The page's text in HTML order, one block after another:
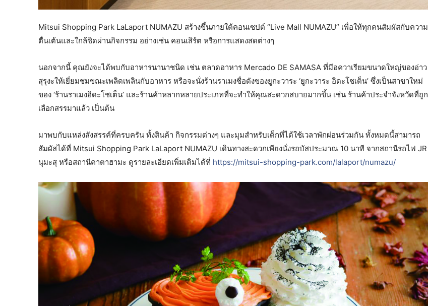
Mitsui Shopping Park LaLaport NUMAZU สร้างขึ้นภายใต้คอนเซปต์ “Live Mall NUMAZU” เพื่อให้ทุกคนสัมผัสกับความ
ตื่นเต้นและใกล้ชิดผ่านกิจกรรม อย่างเช่น คอนเสิร์ต หรือการแสดงสดต่างๆ
นอกจากนี้ คุณยังจะได้พบกับอาหารนานาชนิด เช่น ตลาดอาหาร Mercado DE SAMASA ที่มีอควาเรียมขนาดใหญ่ของอ่าว
สุรุงะให้เยี่ยมชมขณะเพลิดเพลินกับอาหาร หรือจะนั่งร้านราเมงชื่อดังของยูกะวาระ ‘ยูกะวาระ อิดะโชเต็น’ ซึ่งเป็นสาขาใหม่
ของ ‘ร้านราเมงอิดะโชเต็น’ และร้านค้าหลากหลายประเภทที่จะทำให้คุณสะดวกสบายมากขึ้น เช่น ร้านค้าประจำจังหวัดที่ถูก
เลือกสรรมาแล้ว เป็นต้น
มาพบกับแหล่งสังสรรค์ที่ครบครัน ทั้งสินค้า กิจกรรมต่างๆ และมุมสำหรับเด็กที่ได้ใช้เวลาพักผ่อนร่วมกัน ทั้งหมดนี้สามารถ
สัมผัสได้ที่ Mitsui Shopping Park LaLaport NUMAZU เดินทางสะดวกเพียงนั่งรถบัสประมาณ 10 นาที จากสถานีรถไฟ JR
นุมะสุ หรือสถานีคาตาฮามะ ดูรายละเอียดเพิ่มเติมได้ที่ https://mitsui-shopping-park.com/lalaport/numazu/